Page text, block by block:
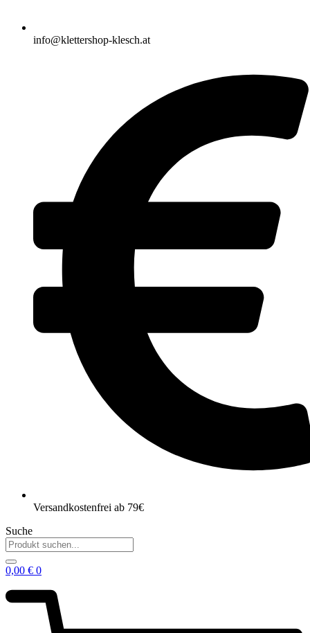
info@klettershop-klesch.at
Versandkostenfrei ab 79€
Suche
0,00 € 0